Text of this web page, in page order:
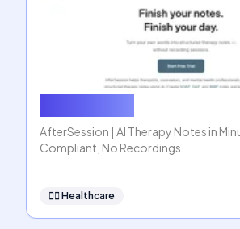
AfterSession | AI Therapy Notes in
Compliant, No Recordings
👩‍⚕️ Healthcare